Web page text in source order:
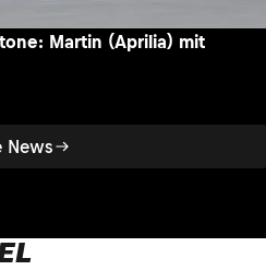
News
Martin (Aprilia) mit